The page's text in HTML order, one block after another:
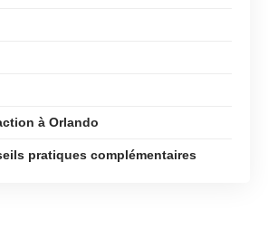
à Orlando
pratiques complémentaires